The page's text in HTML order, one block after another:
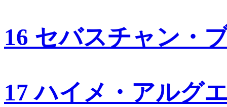
16 セバスチャン・
17 ハイメ・アルグ